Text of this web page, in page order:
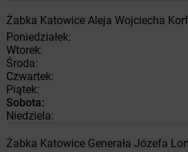
Żabka Katowice Aleja Wojciecha
Poniedziałek:
Wtorek:
Środa:
Czwartek:
Piątek:
Sobota:
Niedziela:
Żabka Katowice Generała Józefa